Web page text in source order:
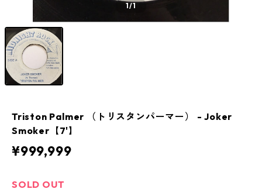
1/1
Triston Palmer （トリスタンパーマー） - Joker
Smoker【7'】
¥999,999
SOLD OUT